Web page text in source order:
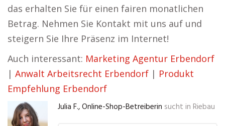
das erhalten Sie für einen fairen monatlichen
Betrag. Nehmen Sie Kontakt mit uns auf und
steigern Sie Ihre Präsenz im Internet!
Auch interessant: Marketing Agentur Erbendorf
| Anwalt Arbeitsrecht Erbendorf | Produkt
Empfehlung Erbendorf
Julia F., Online-Shop-Betreiberin sucht in Riebau